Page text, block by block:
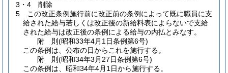
3・4
削除
5
この改正条例施行前に改正前の条例によって既に職員に支
給された給与若しくは改正後の新給料表によらないで支給
された給与は改正後の条例による給与の内払とみなす。
附 則(昭和33年4月1日条例第6号)
この条例は、公布の日からこれを施行する。
附 則(昭和34年3月27日条例第6号)
この条例は、昭和34年4月1日から施行する。